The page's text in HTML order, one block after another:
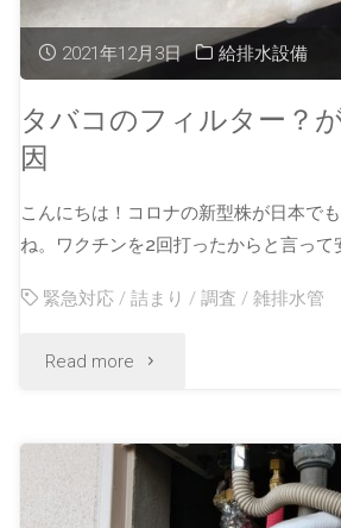
2021年12月3日 給排水設備
タバコのフィルター？
因
こんにちは！コロナの新型株が日本で
ね。ワクチンを2回打ったからと言って
緊急対応 /詰まり /調査 /雑排水管
Read more